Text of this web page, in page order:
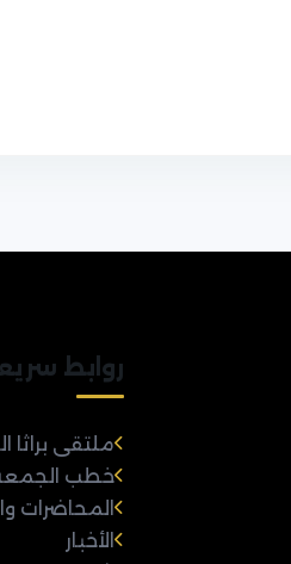
روابط
ملتقى براثا
خطب الجمعة
المحاضرات
الأخبار